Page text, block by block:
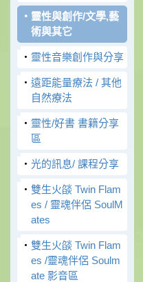
‧ 靈性與創作/文學,藝
術與其它
‧ 靈性音樂創作與分享
‧ 遠距能量療法 / 其他
自然療法
‧ 靈性/好書 書籍分享
區
‧ 光的訊息/ 課程分享
‧ 雙生火燄 Twin Flam
es / 靈魂伴侶 SoulM
ates
‧ 雙生火燄 Twin Flam
es /靈魂伴侶 Soulm
ate 影音區